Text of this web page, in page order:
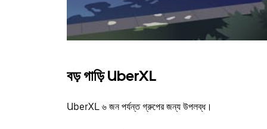
বড় গাড়ি UberXL
UberXL ৬ জন পর্যন্ত গ্রুপের জন্য উপলব্ধ।